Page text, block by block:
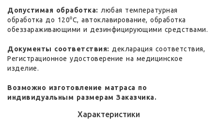
Допустимая обработка: любая температурная
обработка до 120⁰С, автоклавирование, обработка
обеззараживающими и дезинфицирующими средствами.
Документы соответствия: декларация соответствия,
Регистрационное удостоверение на медицинское
изделие.
Возможно изготовление матраса по
индивидуальным размерам Заказчика.
Характеристики